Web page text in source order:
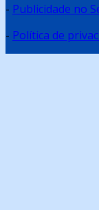
- Publicidade no
- Política de